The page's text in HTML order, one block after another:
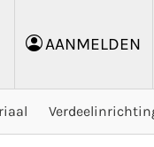
AANMELDEN